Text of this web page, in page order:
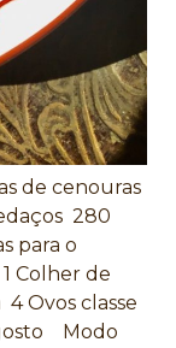
de cenouras
280
para o
Colher de
Ovos classe
Modo